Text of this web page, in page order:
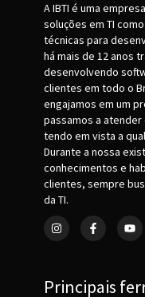
A IBTI é uma
soluções em TI
técnicas para
há mais de 12 anos
desenvolvendo
clientes em todo o
engajamos em um
passamos a
tendo em vista a
Durante a nossa
conhecimentos e
clientes, sempre
da TI.
Principais